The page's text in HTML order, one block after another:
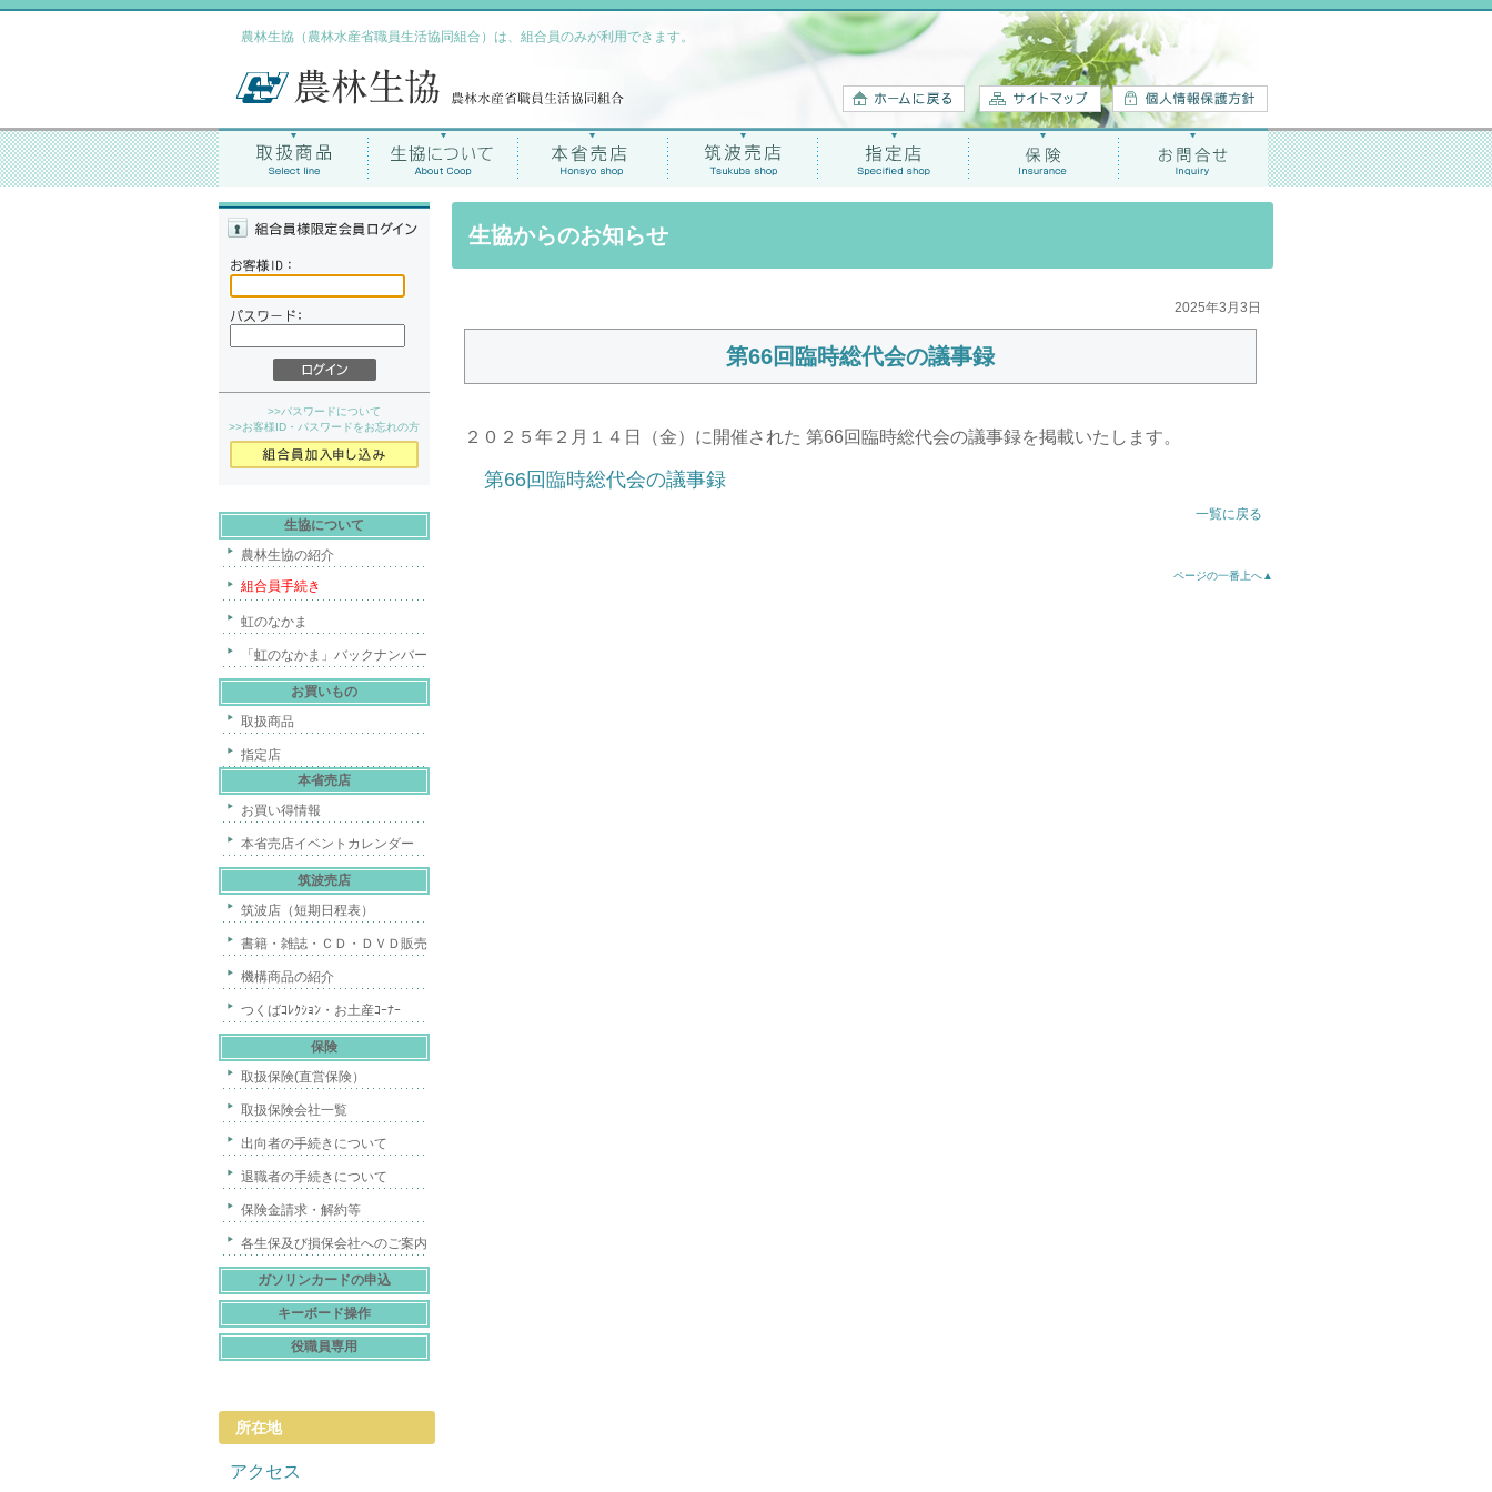
農林生協（農林水産省職員生活協同組合）は、組合員のみが利用できます。
>>パスワードについて
>>お客様ID・パスワードをお忘れの方
生協について
農林生協の紹介
組合員手続き
虹のなかま
「虹のなかま」バックナンバー
お買いもの
取扱商品
指定店
本省売店
お買い得情報
本省売店イベントカレンダー
筑波売店
筑波店（短期日程表）
書籍・雑誌・ＣＤ・ＤＶＤ販売
機構商品の紹介
つくばｺﾚｸｼｮﾝ・お土産ｺｰﾅｰ
保険
取扱保険(直営保険）
取扱保険会社一覧
出向者の手続きについて
退職者の手続きについて
保険金請求・解約等
各生保及び損保会社へのご案内
ガソリンカードの申込
キーボード操作
役職員専用
所在地
アクセス
生協からのお知らせ
2025年3月3日
第66回臨時総代会の議事録
２０２５年２月１４日（金）に開催された 第66回臨時総代会の議事録を掲載いたします。
第66回臨時総代会の議事録
一覧に戻る
ページの一番上へ▲